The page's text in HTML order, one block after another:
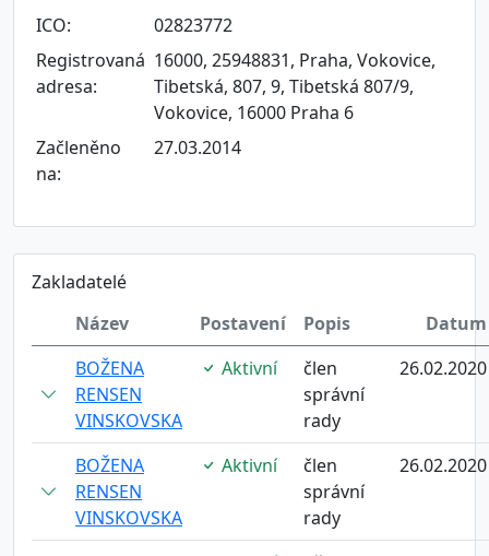
ICO:
02823772
Registrovaná
adresa:
16000, 25948831, Praha, Vokovice,
Tibetská, 807, 9, Tibetská 807/9,
Vokovice, 16000 Praha 6
Začleněno
na:
27.03.2014
Zakladatelé
Název
Postavení Popis
Datum
BOŽENA
RENSEN
VINSKOVSKA
Aktivní
člen
správní
rady
26.02.2020
BOŽENA
RENSEN
VINSKOVSKA
Aktivní
člen
správní
rady
26.02.2020